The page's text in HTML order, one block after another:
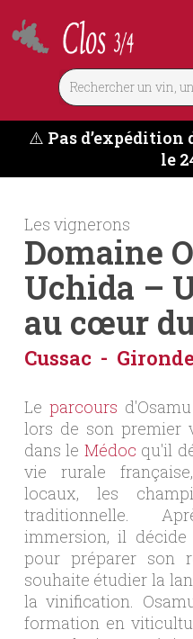
to
main
⚠️ Pas d’expédition
le
Les vignerons
Domaine
Uchida –
au cœur
Cussac Gironde
Le parcours
lors de son premier
dans le Médoc qu'il
vie rurale
locaux, les
traditionnelle.
immersion, il
pour préparer son
souhaite étudier la
la vinification.
formation en